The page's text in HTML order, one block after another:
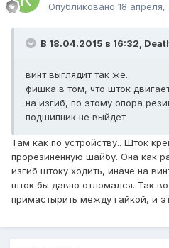
Опубликовано 18 апреля,
В 18.04.2015 в 16:32,
винт выглядит так же..
фишка в том, что шток
на изгиб, по этому опора
подшипник не выйдет
Там как по устройству.. Шток
прорезиненную шайбу. Она как
изгиб штоку ходить, иначе на
шток бы давно отломался. Так
примастырить между гайкой, и